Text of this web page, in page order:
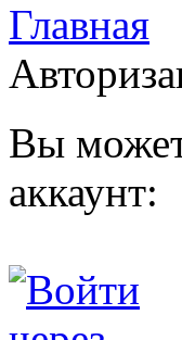
Главная
Вы
аккаунт: